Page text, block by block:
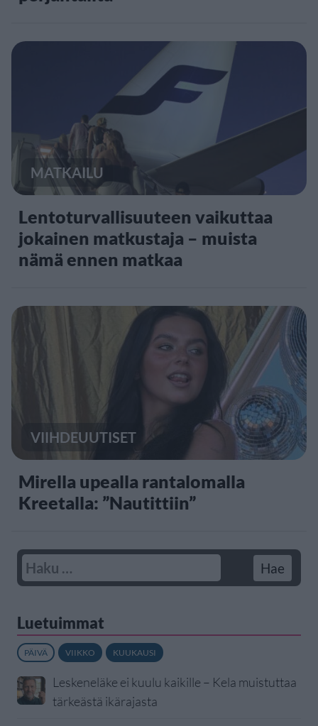
MATKAILU
Lentoturvallisuuteen vaikuttaa
jokainen matkustaja – muista
nämä ennen matkaa
VIIHDEUUTISET
Mirella upealla rantalomalla
Kreetalla: ”Nautittiin”
Luetuimmat
PÄIVÄ VIIKKO KUUKAUSI
Leskeneläke ei kuulu kaikille – Kela muistuttaa
tärkeästä ikärajasta